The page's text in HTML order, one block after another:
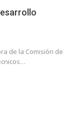
de la Comisión de